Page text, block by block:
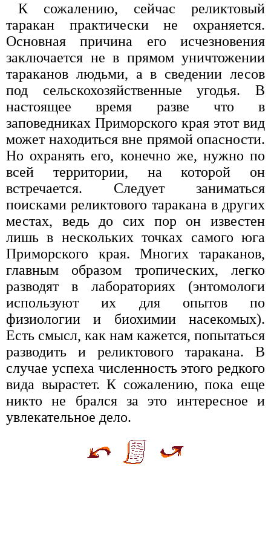
К сожалению, сейчас реликтовый
таракан практически не охраняется.
Основная причина его исчезновения
заключается не в прямом уничтожении
тараканов людьми, а в сведении лесов
под сельскохозяйственные угодья. В
настоящее время разве что в
заповедниках Приморского края этот вид
может находиться вне прямой опасности.
Но охранять его, конечно же, нужно по
всей территории, на которой он
встречается. Следует заниматься
поисками реликтового таракана в других
местах, ведь до сих пор он известен
лишь в нескольких точках самого юга
Приморского края. Многих тараканов,
главным образом тропических, легко
разводят в лабораториях (энтомологи
используют их для опытов по
физиологии и биохимии насекомых).
Есть смысл, как нам кажется, попытаться
разводить и реликтового таракана. В
случае успеха численность этого редкого
вида вырастет. К сожалению, пока еще
никто не брался за это интересное и
увлекательное дело.